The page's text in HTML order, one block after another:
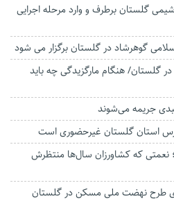
گلستان برطرف و وارد مرحله اجرایی
گوهرشاد در گلستان برگزار می شود
در گلستان/ هنگام مارگزیدگی چه باید
استان گلستان غیرحضوری است
نعمتی که کشاورزان سال‌ها منتظرش
طرح نهضت ملی مسکن در گلستان